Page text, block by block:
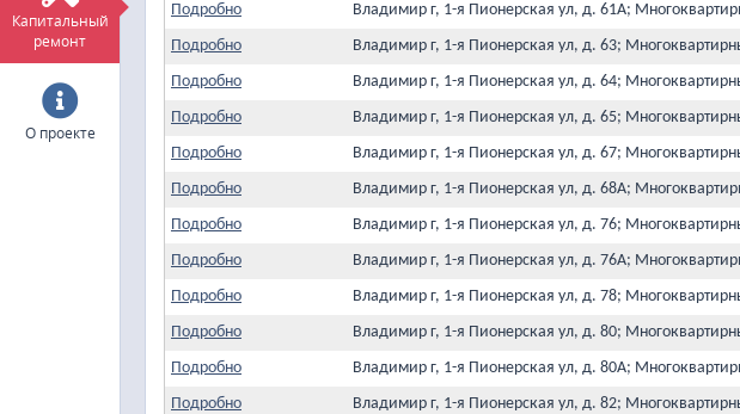
Капитальный
ремонт
О проекте
Подробно
Владимир г, 1-я Пионерская ул, д. 61А;
Подробно
Владимир г, 1-я Пионерская ул, д. 63;
Подробно
Владимир г, 1-я Пионерская ул, д. 64;
Подробно
Владимир г, 1-я Пионерская ул, д. 65;
Подробно
Владимир г, 1-я Пионерская ул, д. 67;
Подробно
Владимир г, 1-я Пионерская ул, д. 68А;
Подробно
Владимир г, 1-я Пионерская ул, д. 76;
Подробно
Владимир г, 1-я Пионерская ул, д. 76А;
Подробно
Владимир г, 1-я Пионерская ул, д. 78;
Подробно
Владимир г, 1-я Пионерская ул, д. 80;
Подробно
Владимир г, 1-я Пионерская ул, д. 80А;
Подробно
Владимир г, 1-я Пионерская ул, д. 82;